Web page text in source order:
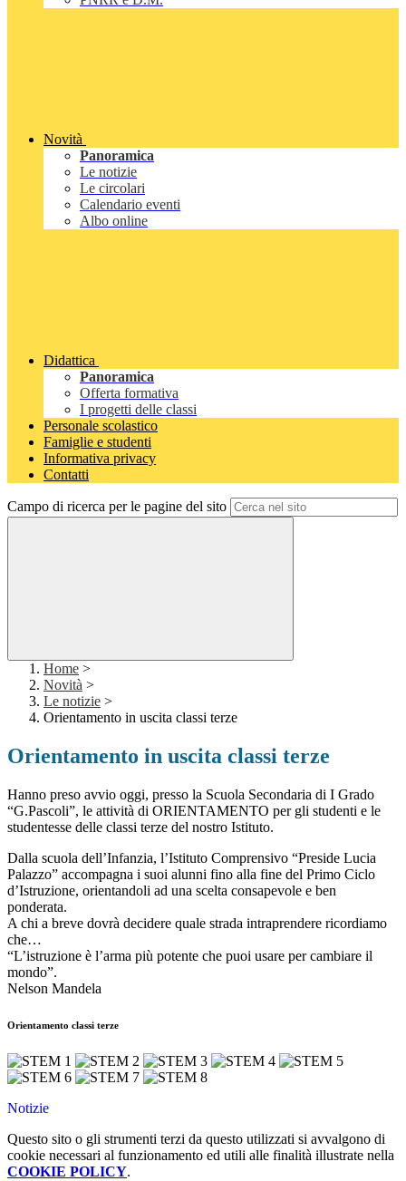
Novità
Panoramica
Le notizie
Le circolari
Calendario eventi
Albo online
Didattica
Panoramica
Offerta formativa
I progetti delle classi
Personale scolastico
Famiglie e studenti
Informativa privacy
Contatti
Campo di ricerca per le pagine del sito
Home >
Novità >
Le notizie >
Orientamento in uscita classi terze
Orientamento in uscita classi terze
Hanno preso avvio oggi, presso la Scuola Secondaria di I Grado
“G.Pascoli”, le attività di ORIENTAMENTO per gli studenti e le
studentesse delle classi terze del nostro Istituto.
Dalla scuola dell’Infanzia, l’Istituto Comprensivo “Preside Lucia
Palazzo” accompagna i suoi alunni fino alla fine del Primo Ciclo
d’Istruzione, orientandoli ad una scelta consapevole e ben
ponderata.
A chi a breve dovrà decidere quale strada intraprendere ricordiamo
che…
“L’istruzione è l’arma più potente che puoi usare per cambiare il
mondo”.
Nelson Mandela
Orientamento classi terze
Notizie
Questo sito o gli strumenti terzi da questo utilizzati si avvalgono di
cookie necessari al funzionamento ed utili alle finalità illustrate nella
COOKIE POLICY.